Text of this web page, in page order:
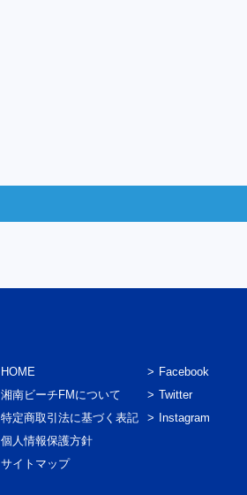
HOME
湘南ビーチFMについて
特定商取引法に基づく表記
個人情報保護方針
サイトマップ
Facebook
Twitter
Instagram